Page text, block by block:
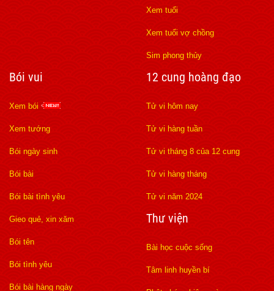
Xem tuổi
Xem tuổi vợ chồng
Sim phong thủy
Bói vui
Xem bói
Xem tướng
Bói ngày sinh
Bói bài
Bói bài tình yêu
Gieo quẻ, xin xăm
Bói tên
Bói tình yêu
Bói bài hàng ngày
12 cung hoàng đạo
Tử vi hôm nay
Tử vi hàng tuần
Tử vi tháng 8 của 12 cung
Tử vi hàng tháng
Tử vi năm 2024
Thư viện
Bài học cuộc sống
Tâm linh huyền bí